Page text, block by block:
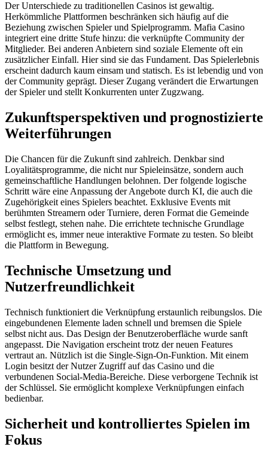
Der Unterschiede zu traditionellen Casinos ist gewaltig.
Herkömmliche Plattformen beschränken sich häufig auf die
Beziehung zwischen Spieler und Spielprogramm. Mafia Casino
integriert eine dritte Stufe hinzu: die verknüpfte Community der
Mitglieder. Bei anderen Anbietern sind soziale Elemente oft ein
zusätzlicher Einfall. Hier sind sie das Fundament. Das Spielerlebnis
erscheint dadurch kaum einsam und statisch. Es ist lebendig und von
der Community geprägt. Dieser Zugang verändert die Erwartungen
der Spieler und stellt Konkurrenten unter Zugzwang.
Zukunftsperspektiven und prognostizierte
Weiterführungen
Die Chancen für die Zukunft sind zahlreich. Denkbar sind
Loyalitätsprogramme, die nicht nur Spieleinsätze, sondern auch
gemeinschaftliche Handlungen belohnen. Der folgende logische
Schritt wäre eine Anpassung der Angebote durch KI, die auch die
Zugehörigkeit eines Spielers beachtet. Exklusive Events mit
berühmten Streamern oder Turniere, deren Format die Gemeinde
selbst festlegt, stehen nahe. Die errichtete technische Grundlage
ermöglicht es, immer neue interaktive Formate zu testen. So bleibt
die Plattform in Bewegung.
Technische Umsetzung und
Nutzerfreundlichkeit
Technisch funktioniert die Verknüpfung erstaunlich reibungslos. Die
eingebundenen Elemente laden schnell und bremsen die Spiele
selbst nicht aus. Das Design der Benutzeroberfläche wurde sanft
angepasst. Die Navigation erscheint trotz der neuen Features
vertraut an. Nützlich ist die Single-Sign-On-Funktion. Mit einem
Login besitzt der Nutzer Zugriff auf das Casino und die
verbundenen Social-Media-Bereiche. Diese verborgene Technik ist
der Schlüssel. Sie ermöglicht komplexe Verknüpfungen einfach
bedienbar.
Sicherheit und kontrolliertes Spielen im
Fokus